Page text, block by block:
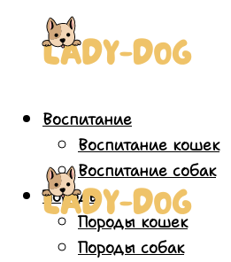
Воспитание
Воспитание кошек
Воспитание собак
Породы
Породы кошек
Породы собак